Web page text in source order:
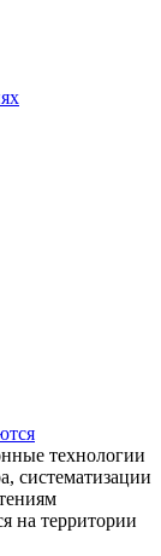
технологии
систематизации
на территории